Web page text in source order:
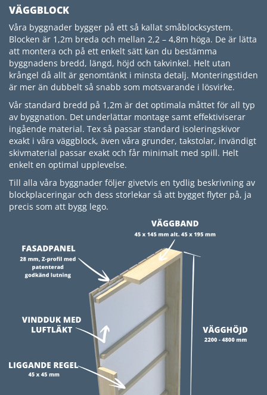
VÄGGBLOCK
Våra byggnader bygger på ett så kallat småblocksystem.
Blocken är 1,2m breda och mellan 2,2 – 4,8m höga. De är lätta
att montera och på ett enkelt sätt kan du bestämma
byggnadens bredd, längd, höjd och takvinkel. Helt utan
krångel då allt är genomtänkt i minsta detalj. Monteringstiden
är mer än dubbelt så snabb som motsvarande i lösvirke.
Vår standard bredd på 1,2m är det optimala måttet för all typ
av byggnation. Det underlättar montage samt effektiviserar
ingående material. Tex så passar standard isoleringskivor
exakt i våra väggblock, även våra grunder, takstolar, invändigt
skivmaterial passar exakt och får minimalt med spill. Helt
enkelt en optimal upplevelse.
Till alla våra byggnader följer givetvis en tydlig beskrivning av
blockplaceringar och dess storlekar så att bygget flyter på, ja
precis som att bygg lego.